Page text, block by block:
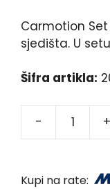
Carmotion
sjedišta. U
Šifra artikla:
- +
Kupi na rate: